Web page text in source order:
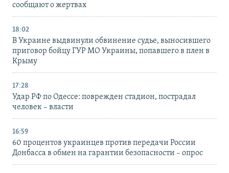
сообщают о жертвах
18:02
В Украине выдвинули обвинение судье, выносившего
приговор бойцу ГУР МО Украины, попавшего в плен в
Крыму
17:28
Удар РФ по Одессе: поврежден стадион, пострадал
человек – власти
16:59
60 процентов украинцев против передачи России
Донбасса в обмен на гарантии безопасности – опрос